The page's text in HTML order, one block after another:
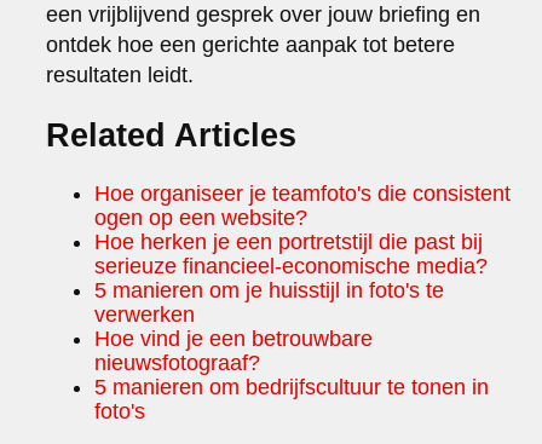
een vrijblijvend gesprek over jouw briefing en
ontdek hoe een gerichte aanpak tot betere
resultaten leidt.
Related Articles
Hoe organiseer je teamfoto's die consistent
ogen op een website?
Hoe herken je een portretstijl die past bij
serieuze financieel-economische media?
5 manieren om je huisstijl in foto's te
verwerken
Hoe vind je een betrouwbare
nieuwsfotograaf?
5 manieren om bedrijfscultuur te tonen in
foto's